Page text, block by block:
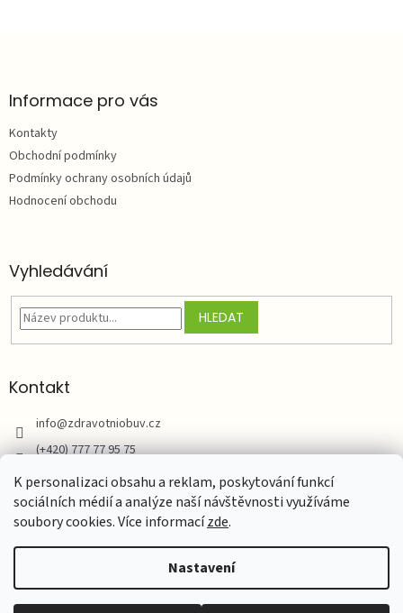
K personalizaci obsahu a reklam, poskytování funkcí
sociálních médií a analýze naší návštěvnosti využíváme
soubory cookies. Více informacízde.
Nastavení
aInformace pro vás
Kontakty
Obchodní podmínky
Podmínky ochrany osobních údajů
Hodnocení obchodu
Vyhledávání
HLEDAT
Kontakt
info@zdravotniobuv.cz
(+420) 777 77 95 75
Zdravotní obuv
Copyright 2026zdravotniobuv.cz - Natur Comfort NP s.r.o..